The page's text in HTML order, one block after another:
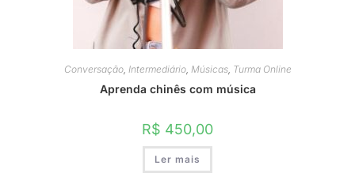
Conversação, Intermediário, Músicas, Turma Online
Aprenda chinês com música
R$ 450,00
Ler mais